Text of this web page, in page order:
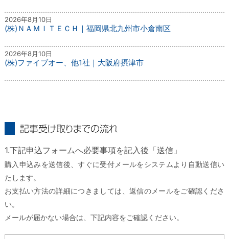
2026年8月10日
(株)ＮＡＭＩＴＥＣＨ｜福岡県北九州市小倉南区
2026年8月10日
(株)ファイブオー、他1社｜大阪府摂津市
1.下記申込フォームへ必要事項を記入後「送信」
購入申込みを送信後、すぐに受付メールをシステムより自動送信い
たします。
お支払い方法の詳細につきましては、返信のメールをご確認くださ
い。
メールが届かない場合は、下記内容をご確認ください。